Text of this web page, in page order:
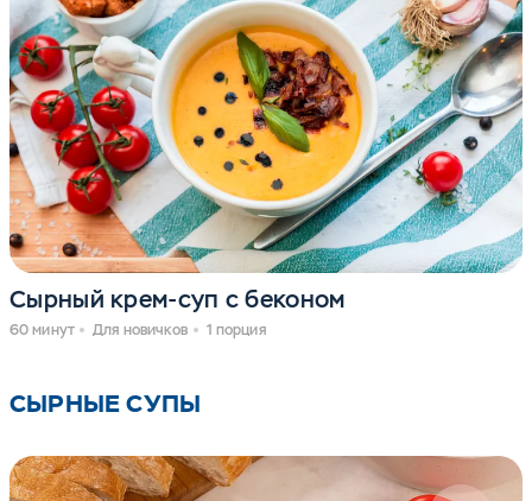
Сырный крем-суп с беконом
60 минут Для новичков 1 порция
СЫРНЫЕ СУПЫ